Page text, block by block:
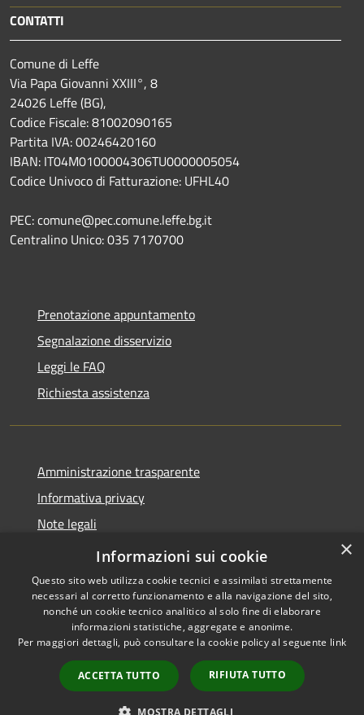
CONTATTI
Comune di Leffe
Via Papa Giovanni XXIII°, 8
24026 Leffe (BG),
Codice Fiscale: 81002090165
Partita IVA: 00246420160
IBAN: IT04M0100004306TU0000005054
Codice Univoco di Fatturazione: UFHL40
PEC: comune@pec.comune.leffe.bg.it
Centralino Unico: 035 7170700
Prenotazione appuntamento
Segnalazione disservizio
Leggi le FAQ
Richiesta assistenza
Amministrazione trasparente
Informativa privacy
Note legali
Dichiarazione di accessibilità
Accessibilità
Copyright © 2026 • Comune di
Leffe • Powered by
Municipium•
Accesso
redazione
×
Informazioni sui cookie
Questo sito web utilizza cookie tecnici e assimilati strettamente
necessari al corretto funzionamento e alla navigazione del sito,
nonché un cookie tecnico analitico al solo fine di elaborare
informazioni statistiche, aggregate e anonime.
Per maggiori dettagli, può consultare la cookie policy al seguente link
ACCETTA TUTTO RIFIUTA TUTTO
MOSTRA DETTAGLI